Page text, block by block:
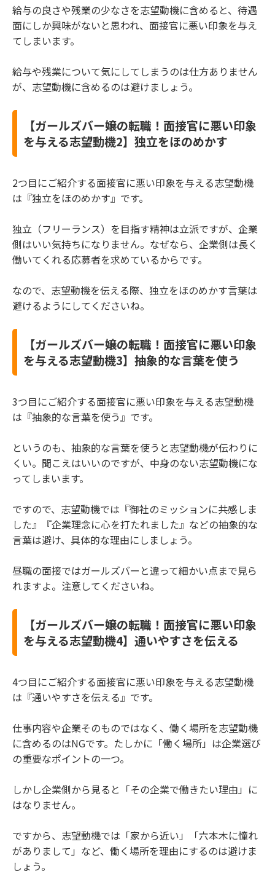
給与の良さや残業の少なさを志望動機に含めると、待遇
面にしか興味がないと思われ、面接官に悪い印象を与え
てしまいます。
給与や残業について気にしてしまうのは仕方ありません
が、志望動機に含めるのは避けましょう。
【ガールズバー嬢の転職！面接官に悪い印象
を与える志望動機2】独立をほのめかす
2つ目にご紹介する面接官に悪い印象を与える志望動機
は『独立をほのめかす』です。
独立（フリーランス）を目指す精神は立派ですが、企業
側はいい気持ちになりません。なぜなら、企業側は長く
働いてくれる応募者を求めているからです。
なので、志望動機を伝える際、独立をほのめかす言葉は
避けるようにしてくださいね。
【ガールズバー嬢の転職！面接官に悪い印象
を与える志望動機3】抽象的な言葉を使う
3つ目にご紹介する面接官に悪い印象を与える志望動機
は『抽象的な言葉を使う』です。
というのも、抽象的な言葉を使うと志望動機が伝わりに
くい。聞こえはいいのですが、中身のない志望動機にな
ってしまいます。
ですので、志望動機では『御社のミッションに共感しま
した』『企業理念に心を打たれました』などの抽象的な
言葉は避け、具体的な理由にしましょう。
昼職の面接ではガールズバーと違って細かい点まで見ら
れますよ。注意してくださいね。
【ガールズバー嬢の転職！面接官に悪い印象
を与える志望動機4】通いやすさを伝える
4つ目にご紹介する面接官に悪い印象を与える志望動機
は『通いやすさを伝える』です。
仕事内容や企業そのものではなく、働く場所を志望動機
に含めるのはNGです。たしかに「働く場所」は企業選び
の重要なポイントの一つ。
しかし企業側から見ると「その企業で働きたい理由」に
はなりません。
ですから、志望動機では「家から近い」「六本木に憧れ
がありまして」など、働く場所を理由にするのは避けま
しょう。